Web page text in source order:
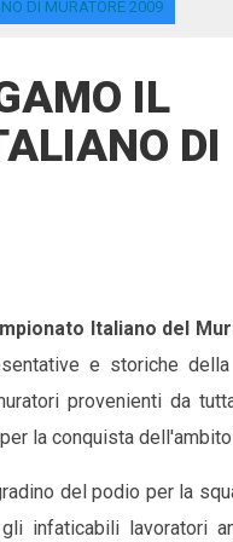
DI MURATORE 2009
IL
DI
Italiano del
e storiche
provenienti da
la conquista
del podio per la
infaticabili lavoratori